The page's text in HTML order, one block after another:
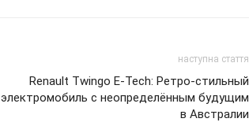
наступна стаття
Renault Twingo E-Tech: Ретро-стильный
электромобиль с неопределённым будущим
в Австралии